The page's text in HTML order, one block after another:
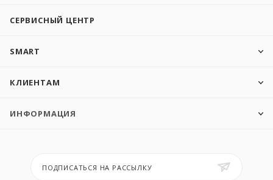
СЕРВИСНЫЙ ЦЕНТР
SMART
КЛИЕНТАМ
ИНФОРМАЦИЯ
ПОДПИСАТЬСЯ НА РАССЫЛКУ